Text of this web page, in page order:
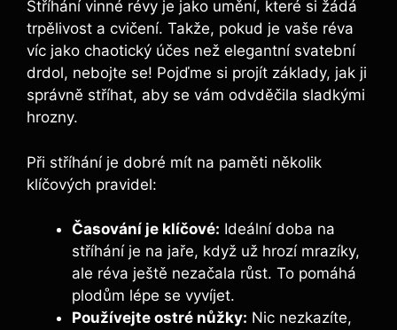
Stříhání ‍vinné révy je jako umění, které si žádá
trpělivost a cvičení. Takže, pokud je vaše réva​
víc jako chaotický účes než elegantní svatební
drdol, nebojte se! Pojďme si projít ⁤základy, jak ji
správně stříhat, aby se vám odvděčila sladkými
hrozny.
Při stříhání je dobré mít na paměti několik
klíčových pravidel:
Časování ‌je klíčové: Ideální‍ doba na
stříhání je‌ na ​jaře, když už hrozí mrazíky,
ale​ réva ještě ⁣nezačala růst.‌ To pomáhá
plodům lépe se vyvíjet.
Používejte ostré nůžky: Nic nezkazíte,